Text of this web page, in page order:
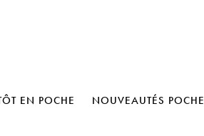
EN POCHE NOUVEAUTÉS POCHE